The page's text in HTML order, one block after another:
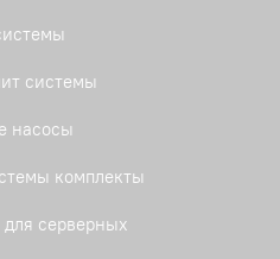
системы
насосы
комплекты
серверных